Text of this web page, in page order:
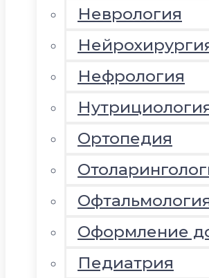
Неврология
Нефрология
Ортопедия
Оформление
Педиатрия